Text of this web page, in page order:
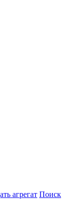
агрегат Поиск